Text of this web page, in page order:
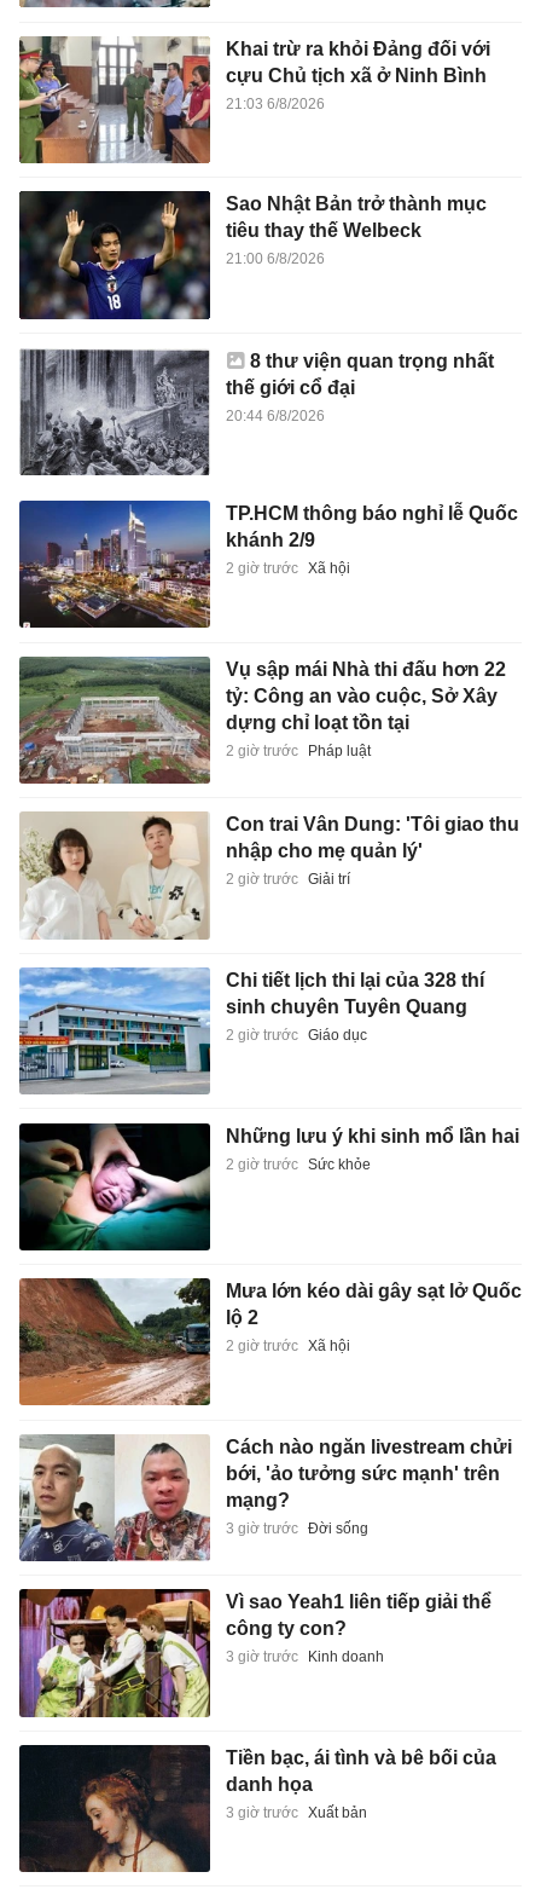
Khai trừ ra khỏi Đảng đối với
cựu Chủ tịch xã ở Ninh Bình
21:03 6/8/2026
Sao Nhật Bản trở thành mục
tiêu thay thế Welbeck
21:00 6/8/2026
8 thư viện quan trọng nhất
thế giới cổ đại
20:44 6/8/2026
TP.HCM thông báo nghỉ lễ Quốc
khánh 2/9
2 giờ trước Xã hội
Vụ sập mái Nhà thi đấu hơn 22
tỷ: Công an vào cuộc, Sở Xây
dựng chỉ loạt tồn tại
2 giờ trước Pháp luật
Con trai Vân Dung: 'Tôi giao thu
nhập cho mẹ quản lý'
2 giờ trước Giải trí
Chi tiết lịch thi lại của 328 thí
sinh chuyên Tuyên Quang
2 giờ trước Giáo dục
Những lưu ý khi sinh mổ lần hai
2 giờ trước Sức khỏe
Mưa lớn kéo dài gây sạt lở Quốc
lộ 2
2 giờ trước Xã hội
Cách nào ngăn livestream chửi
bới, 'ảo tưởng sức mạnh' trên
mạng?
3 giờ trước Đời sống
Vì sao Yeah1 liên tiếp giải thể
công ty con?
3 giờ trước Kinh doanh
Tiền bạc, ái tình và bê bối của
danh họa
3 giờ trước Xuất bản